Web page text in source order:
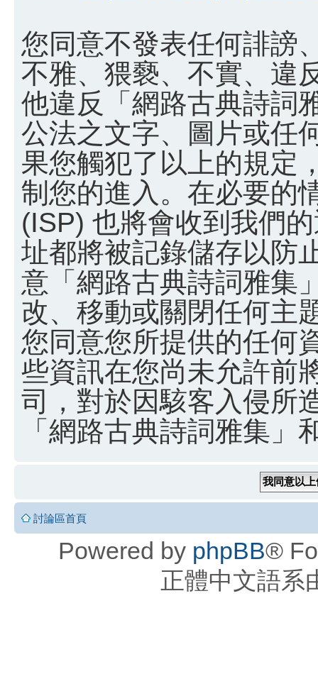
您同意不發表任何誹謗
不雅、猥褻、不實、違
他違反「網路古典詩詞
公法之文字、圖片或任
果您觸犯了以上的規定
制您的進入。在必要的
(ISP) 也將會收到我們
址都將被記錄儲存以防
意「網路古典詩詞雅集
改、移動或關閉任何主
您同意您所提供的任何
些資訊在您尚未允許前
司，對於因駭客入侵所
「網路古典詩詞雅集
討論區首頁
Powered by phpBB®
正體中文語系